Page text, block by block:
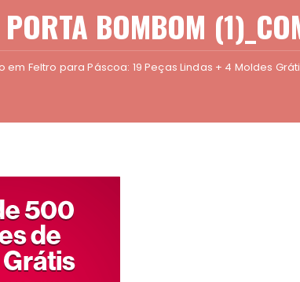
BOMBOM
em Feltro para Páscoa: 19 Peças Lindas + 4 Moldes